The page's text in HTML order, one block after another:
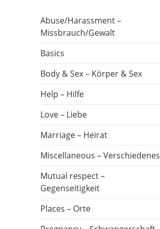
Abuse/Harassment –
Missbrauch/Gewalt
Basics
Body & Sex – Körper & Sex
Help – Hilfe
Love – Liebe
Marriage – Heirat
Miscellaneous – Verschiedenes
Mutual respect –
Gegenseitigkeit
Places – Orte